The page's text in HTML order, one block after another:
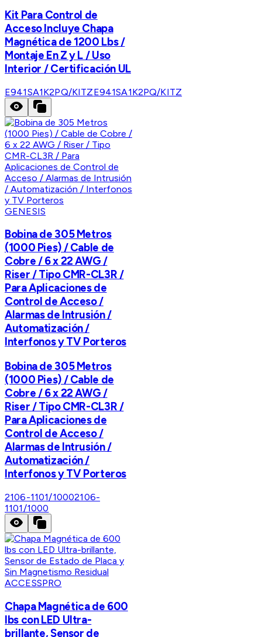
Kit Para Control de
Acceso Incluye Chapa
Magnética de 1200 Lbs /
Montaje En Z y L / Uso
Interior / Certificación UL
E941SA1K2PQ/KITZE941SA1K2PQ/KITZ
GENESIS
Bobina de 305 Metros
(1000 Pies) / Cable de
Cobre / 6 x 22 AWG /
Riser / Tipo CMR-CL3R /
Para Aplicaciones de
Control de Acceso /
Alarmas de Intrusión /
Automatización /
Interfonos y TV Porteros
Bobina de 305 Metros
(1000 Pies) / Cable de
Cobre / 6 x 22 AWG /
Riser / Tipo CMR-CL3R /
Para Aplicaciones de
Control de Acceso /
Alarmas de Intrusión /
Automatización /
Interfonos y TV Porteros
2106-1101/10002106-
1101/1000
ACCESSPRO
Chapa Magnética de 600
lbs con LED Ultra-
brillante, Sensor de